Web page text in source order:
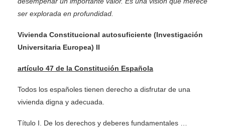
ser explorada en profundidad.
Vivienda Constitucional autosuficiente (Investigación
Universitaria Europea) II
artículo 47 de la Constitución Española
Todos los españoles tienen derecho a disfrutar de una
vivienda digna y adecuada.
Título I. De los derechos y deberes fundamentales …